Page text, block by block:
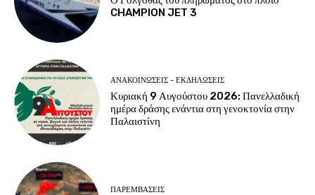
CHAMPION JET 3
ΑΝΑΚΟΙΝΩΣΕΙΣ - ΕΚΔΗΛΩΣΕΙΣ
Κυριακή 9 Αυγούστου 2026: Πανελλαδική
ημέρα δράσης ενάντια στη γενοκτονία στην
Παλαιστίνη
ΠΑΡΕΜΒΑΣΕΙΣ